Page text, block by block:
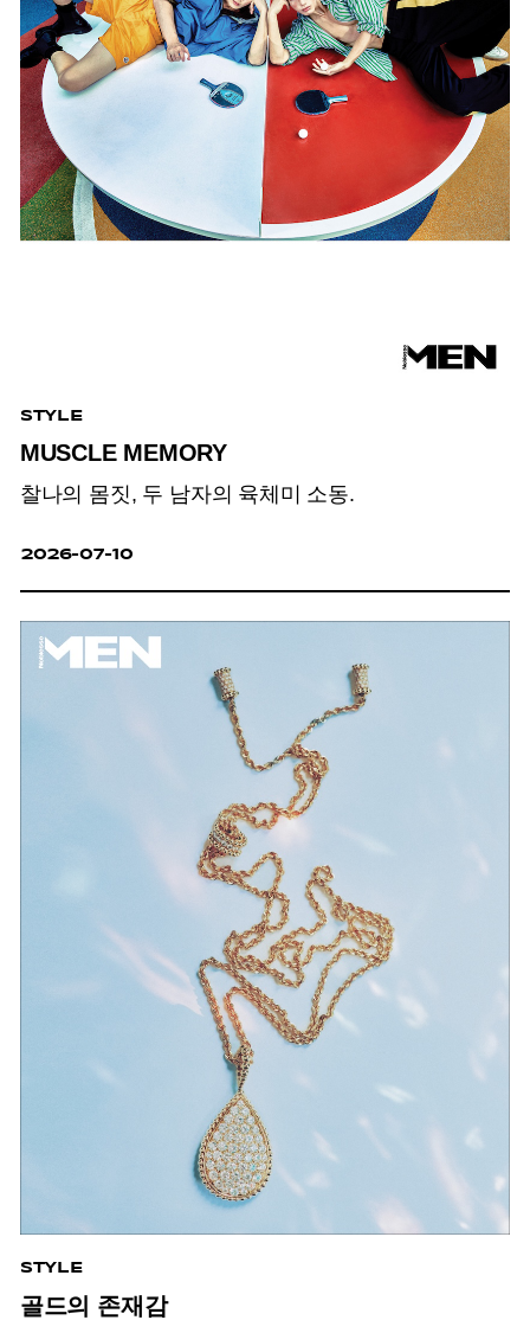
STYLE
MUSCLE MEMORY
찰나의 몸짓, 두 남자의 육체미 소동.
2026-07-10
STYLE
골드의 존재감